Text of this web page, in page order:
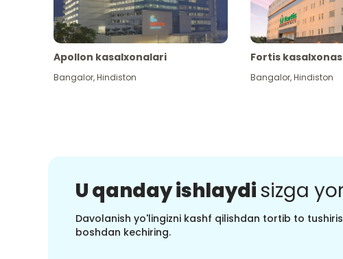
Apollon kasalxonalari
Bangalor,Hindiston
Fortis
Bangalor,Hindiston
U qanday ishlaydisizga
Davolanish yo'lingizni kashf qilishdan tortib to
boshdan kechiring.